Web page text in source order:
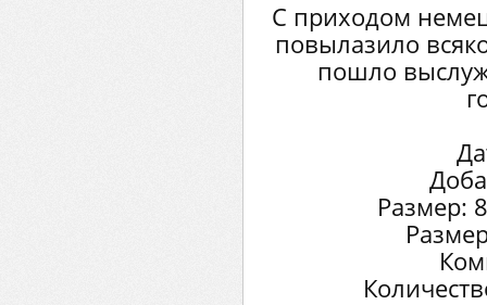
С приходом
повылазило
пошло
Размер: